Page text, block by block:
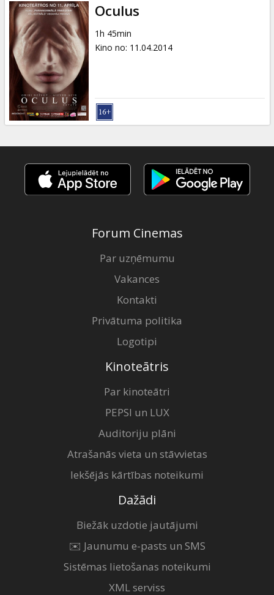
Oculus
1h 45min
Kino no: 11.04.2014
Forum Cinemas
Par uzņēmumu
Vakances
Kontakti
Privātuma politika
Logotipi
Kinoteātris
Par kinoteātri
PEPSI un LUX
Auditoriju plāni
Atrašanās vieta un stāvvietas
Iekšējās kārtības noteikumi
Dažādi
Biežāk uzdotie jautājumi
✉️ Jaunumu e-pasts un SMS
Sistēmas lietošanas noteikumi
XML serviss